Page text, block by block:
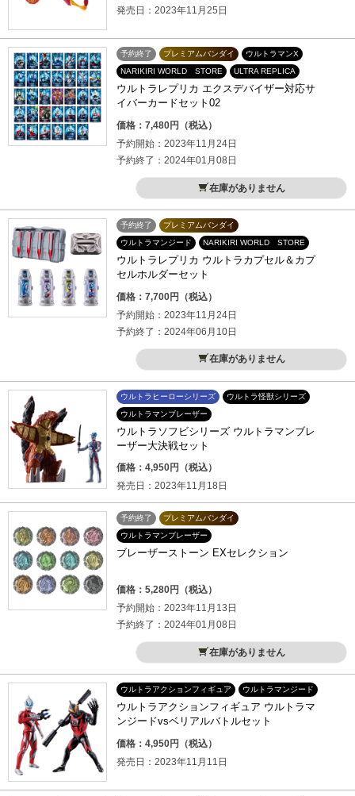
発売日：2023年11月25日
予約終了 プレミアムバンダイ
ウルトラマンX
NARIKIRI WORLD STORE
ULTRA REPLICA
ウルトラレプリカ エクスデバイザー対応サ
イバーカードセット02
価格：7,480円（税込）
予約開始：2023年11月24日
予約終了：2024年01月08日
在庫がありません
予約終了
プレミアムバンダイ
ウルトラマンジード
NARIKIRI WORLD STORE
ウルトラレプリカ ウルトラカプセル＆カプ
セルホルダーセット
価格：7,700円（税込）
予約開始：2023年11月24日
予約終了：2024年06月10日
在庫がありません
ウルトラヒーローシリーズ
ウルトラ怪獣シリーズ
ウルトラマンブレーザー
ウルトラソフビシリーズ ウルトラマンブレ
ーザー大決戦セット
価格：4,950円（税込）
発売日：2023年11月18日
予約終了
プレミアムバンダイ
ウルトラマンブレーザー
ブレーザーストーン EXセレクション
価格：5,280円（税込）
予約開始：2023年11月13日
予約終了：2024年01月08日
在庫がありません
ウルトラアクションフィギュア ウルトラマンジード
ウルトラアクションフィギュア ウルトラマ
ンジードvsベリアルバトルセット
価格：4,950円（税込）
発売日：2023年11月11日